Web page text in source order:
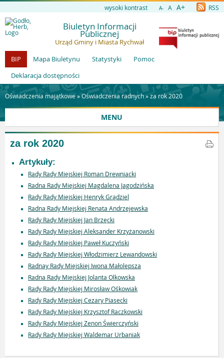
wysoki kontrast A- A A+ RSS
Biuletyn Informacji
Publicznej
Urząd Gminy i Miasta Rychwał
BIP
Mapa Biuletynu Statystyki
Pomoc
Deklaracja dostępności
Oświadczenia majątkowe »Oświadczenia radnych»za rok 2020
MENU
za rok 2020
Artykuły:
Rady Rady Miejskiej Roman Drewniacki
Radna Rady Miejskiej Magdalena Jagodzińska
Rady Rady Miejskiej Henryk Grądziel
Radna Rady Miejskiej Renata Andrzejewska
Rady Rady Miejskiej Jan Brzęcki
Rady Rady Miejskiej Aleksander Krzyżanowski
Rady Rady Miejskiej Paweł Kuczyński
Rady Rady Miejskiej Włodzimierz Lewandowski
Radnay Rady Miejskiej Iwona Małolepsza
Radna Rady Miejskiej Jolanta Olkowska
Rady Rady Miejskiej Mirosław Ośkowiak
Rady Rady Miejskiej Cezary Piasecki
Rady Rady Miejskiej Krzysztof Raczkowski
Rady Rady Miejskiej Zenon Świerczyński
Rady Rady Miejskiej Waldemar Urbaniak